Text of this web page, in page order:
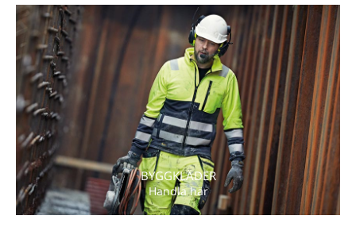
BYGGKLÄDER
Handla här